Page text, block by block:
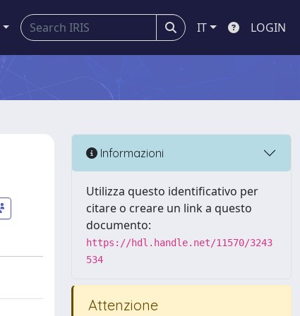
IT LOGIN
Informazioni
Utilizza questo identificativo per
citare o creare un link a questo
documento:
https://hdl.handle.net/11570/3243
534
Attenzione